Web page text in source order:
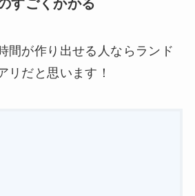
すごくかかる
間が作り出せる人ならランド
リだと思います！